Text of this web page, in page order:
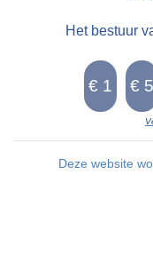
Het bestuur
Deze website